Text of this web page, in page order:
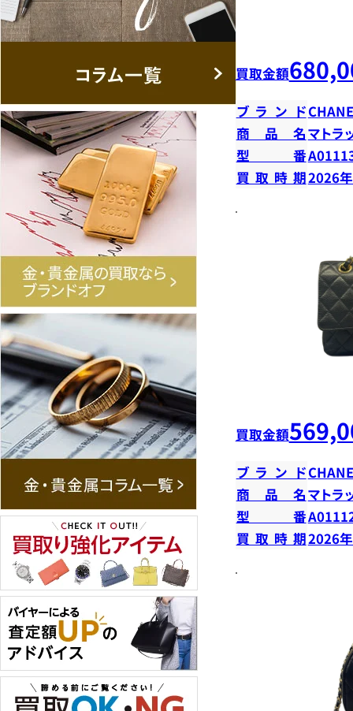
買取金額
ブランド
商品名マトラ
型番
買取時期2026
買取金額
ブランド
商品名マトラ
型番
買取時期2026